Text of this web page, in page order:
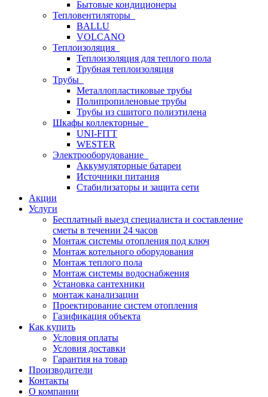
Бытовые кондиционеры
Тепловентиляторы
BALLU
VOLCANO
Теплоизоляция
Теплоизоляция для теплого пола
Трубная теплоизоляция
Трубы
Металлопластиковые трубы
Полипропиленовые трубы
Трубы из сшитого полиэтилена
Шкафы коллекторные
UNI-FITT
WESTER
Электрооборудование
Аккумуляторные батареи
Источники питания
Стабилизаторы и защита сети
Акции
Услуги
Бесплатный выезд специалиста и составление
сметы в течении 24 часов
Монтаж системы отопления под ключ
Монтаж котельного оборудования
Монтаж теплого пола
Монтаж системы водоснабжения
Установка сантехники
монтаж канализации
Проектирование систем отопления
Газификация объекта
Как купить
Условия оплаты
Условия доставки
Гарантия на товар
Производители
Контакты
О компании